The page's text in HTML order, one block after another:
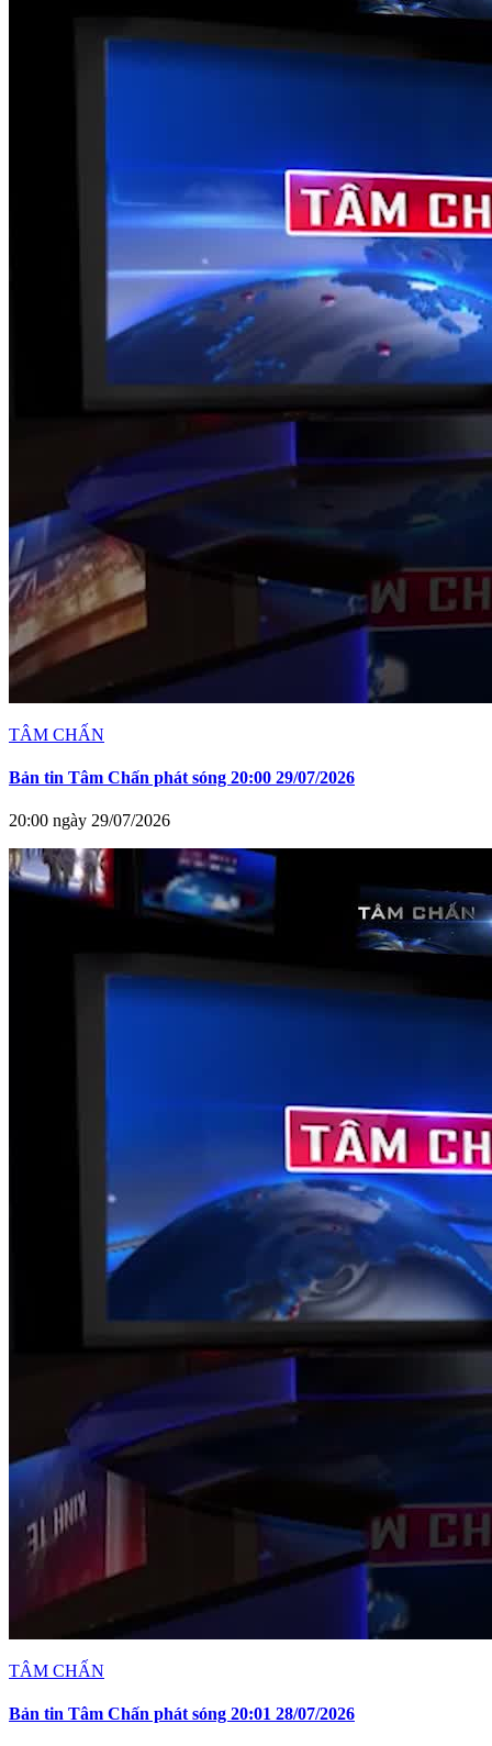
TÂM CHẤN
Bản tin Tâm Chấn phát sóng 20:00 29/07/2026
20:00 ngày 29/07/2026
TÂM CHẤN
Bản tin Tâm Chấn phát sóng 20:01 28/07/2026